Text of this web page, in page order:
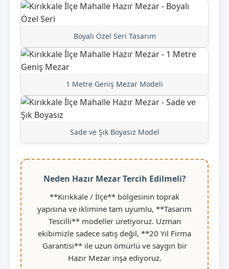
Boyalı Özel Seri Tasarım
1 Metre Geniş Mezar Modeli
Sade ve Şık Boyasız Model
Neden Hazır Mezar Tercih Edilmeli?
**Kırıkkale / İlçe** bölgesinin toprak
yapısına ve iklimine tam uyumlu, **Tasarım
Tescilli** modeller üretiyoruz. Uzman
ekibimizle sadece satış değil, **20 Yıl Firma
Garantisi** ile uzun ömürlü ve saygın bir
Hazır Mezar inşa ediyoruz.